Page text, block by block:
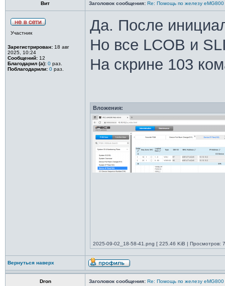
Вит Заголовок сообщения: Re: Помощь по железу eMG800
Участник
Зарегистрирован: 18 авг
2025, 10:24
Сообщений: 12
Благодарил (а): 0 раз.
Поблагодарили: 0 раз.
Да. После
Но все LCOB и
На скрине 103
Вложения:
2025-09-02_18-58-41.png [ 225.46 KiB | Просмотров:
Вернуться наверх
Dron Заголовок сообщения: Re: Помощь по железу eMG800